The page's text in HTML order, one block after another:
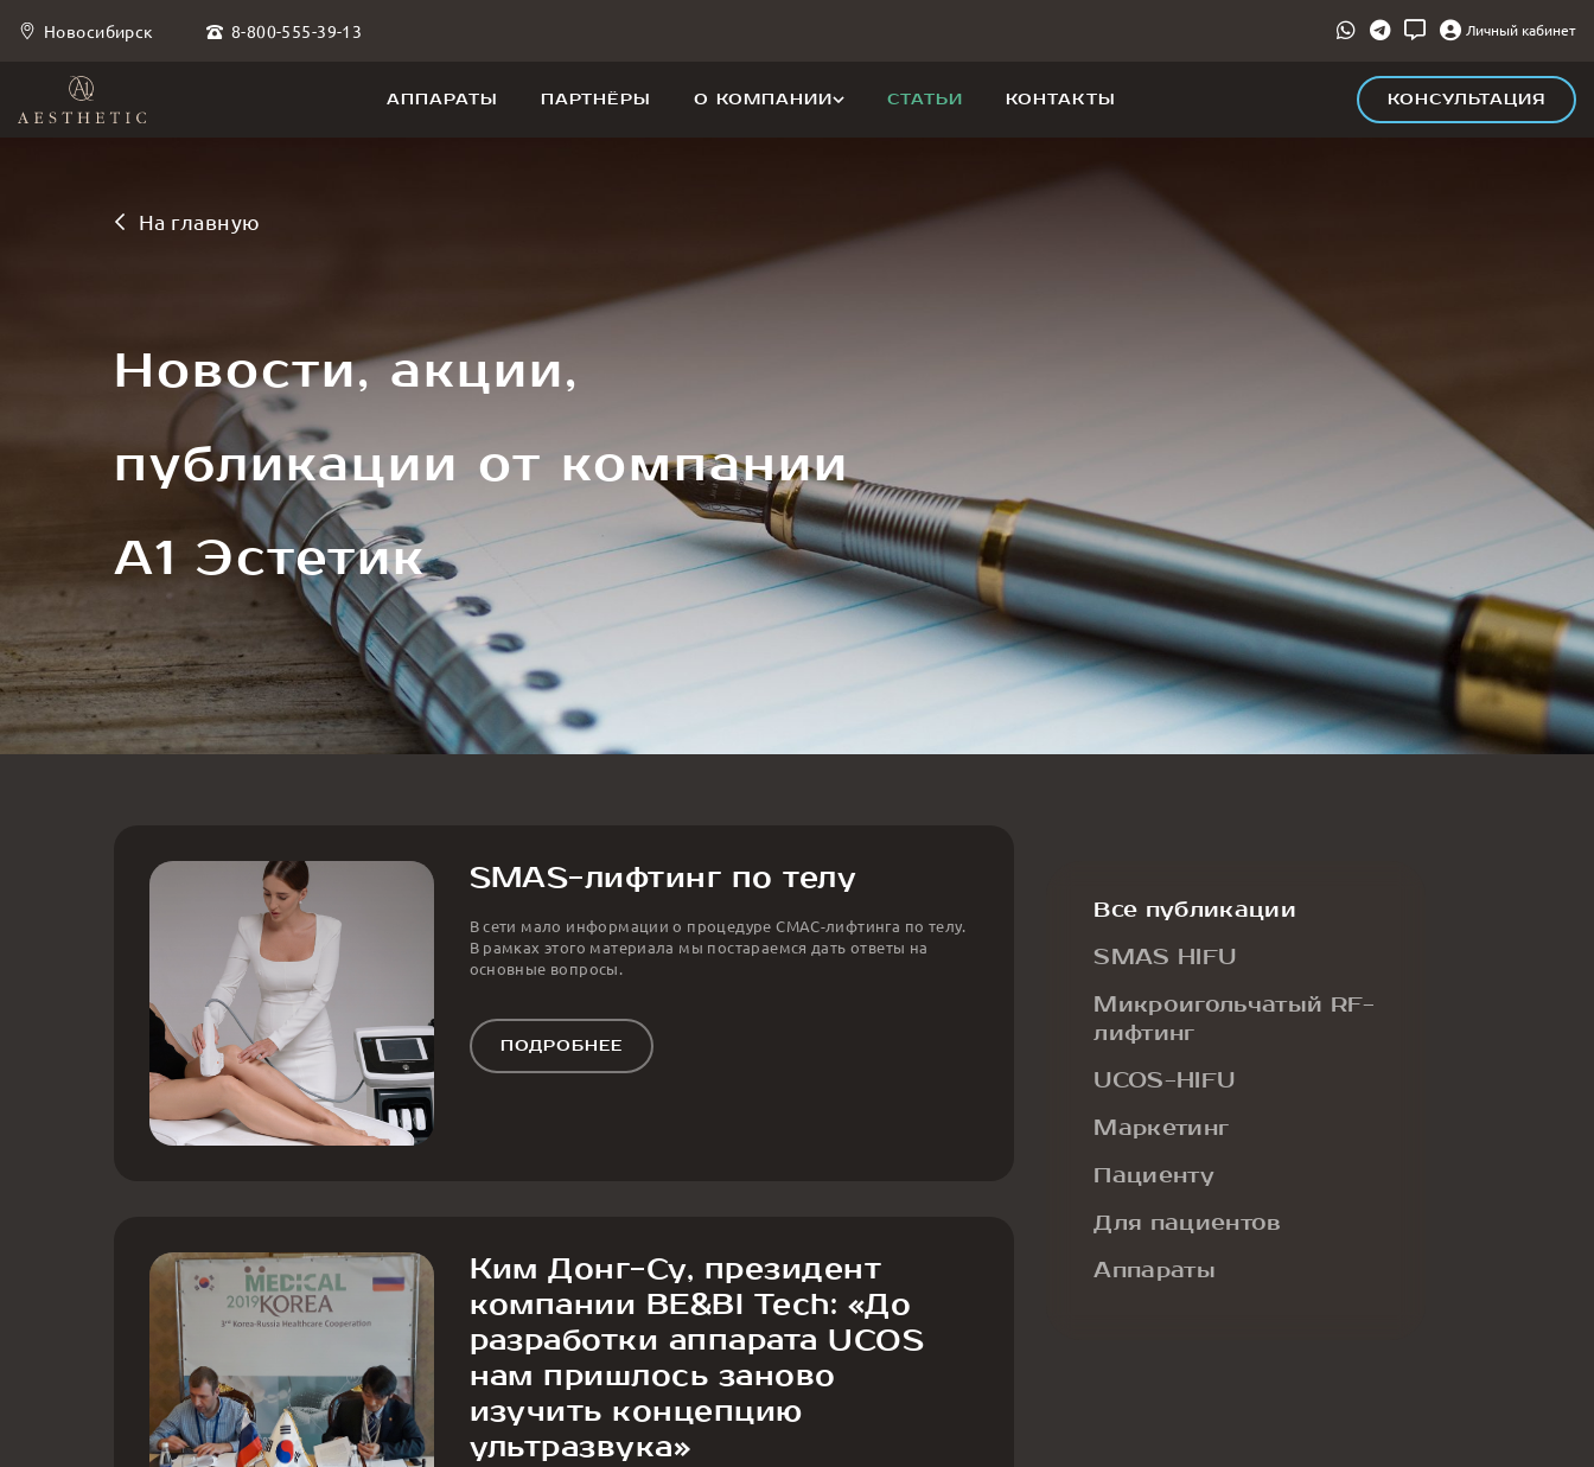
Новосибирск 8-800-555-39-13 Личный кабинет
АППАРАТЫ ПАРТНЁРЫ О КОМПАНИИ СТАТЬИ КОНТАКТЫ КОНСУЛЬТАЦИЯ
На главную
Новости, акции,
публикации от компании
А1 Эстетик
SMAS-лифтинг по телу
В сети мало информации о процедуре СМАС-лифтинга по телу.
В рамках этого материала мы постараемся дать ответы на
основные вопросы.
ПОДРОБНЕЕ
Ким Донг-Су, президент
компании BE&BI Tech: «До
разработки аппарата UCOS
нам пришлось заново
изучить концепцию
ультразвука»
Все публикации
SMAS HIFU
Микроигольчатый RF-
лифтинг
UCOS-HIFU
Маркетинг
Пациенту
Для пациентов
Аппараты